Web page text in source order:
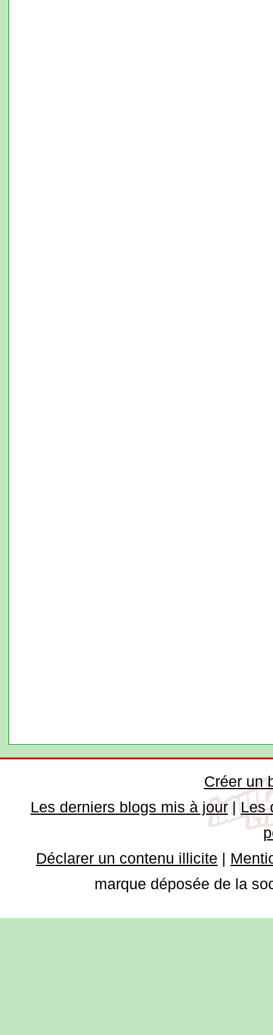
Créer un
Les derniers blogs mis à jour|Les
Déclarer un contenu illicite |
marque déposée de la